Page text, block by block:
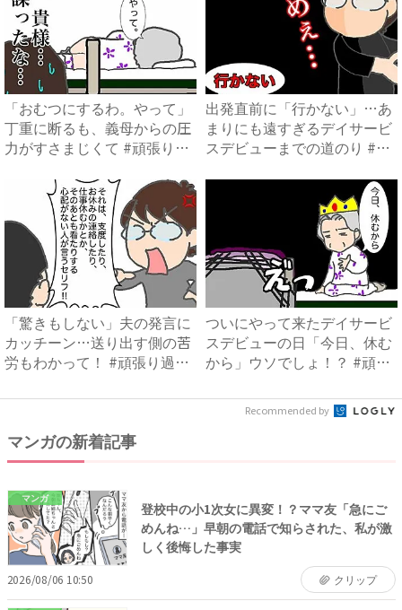
「おむつにするわ。やって」
丁重に断るも、義母からの圧
力がすさまじくて #頑張り
出発直前に「行かない」…あ
まりにも遠すぎるデイサービ
スデビューまでの道のり #
「驚きもしない」夫の発言に
カッチーン…送り出す側の苦
労もわかって！ #頑張り過
ついにやって来たデイサービ
スデビューの日「今日、休む
から」ウソでしょ！？ #頑
Recommended by
マンガの新着記事
マンガ
登校中の小1次女に異変！？ママ友「急にご
めんね…」早朝の電話で知らされた、私が激
しく後悔した事実
2026/08/06 10:50 クリップ